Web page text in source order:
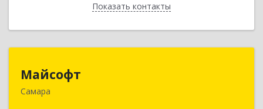
Показать контакты
Назад
Майсофт
Самара
443076, Самарская обл, Самара г, Партизанская